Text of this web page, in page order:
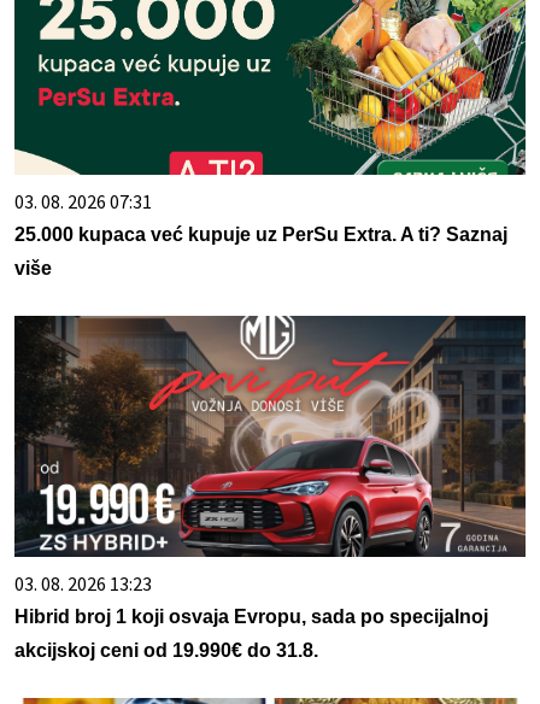
03. 08. 2026 07:31
25.000 kupaca već kupuje uz PerSu Extra. A ti? Saznaj
više
03. 08. 2026 13:23
Hibrid broj 1 koji osvaja Evropu, sada po specijalnoj
akcijskoj ceni od 19.990€ do 31.8.